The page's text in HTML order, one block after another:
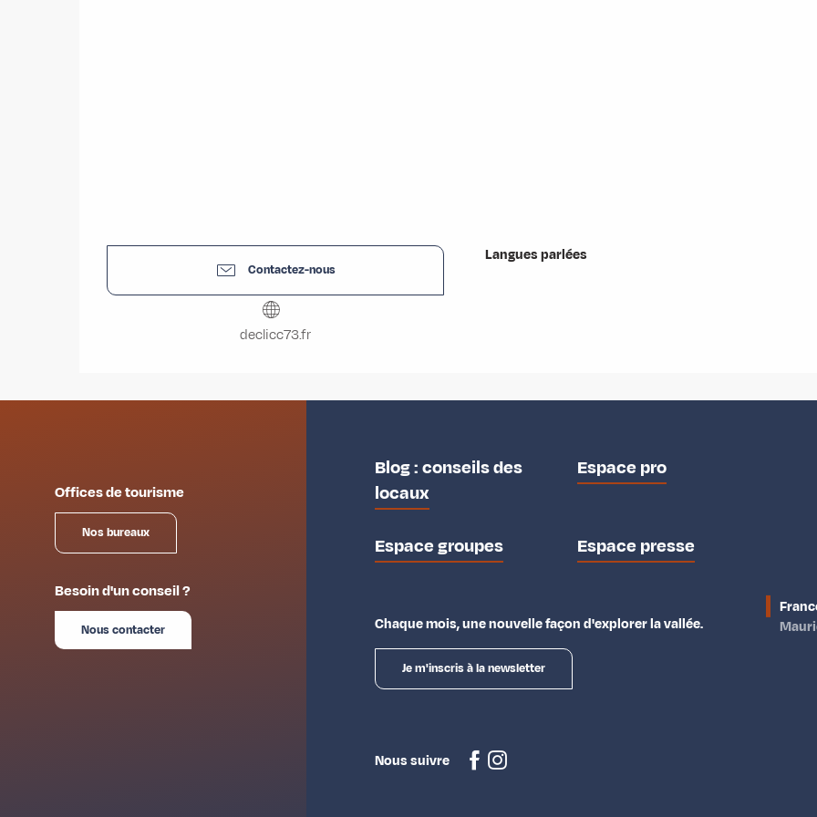
Contactez-nous
declicc73.fr
Langues parlées
Langues parlées
Offices de tourisme
Nos bureaux
Besoin d'un conseil ?
Nous contacter
Blog : conseils des
locaux
Espace pro
Espace groupes Espace presse
Chaque mois, une nouvelle façon d'explorer la vallée.
Je m'inscris à la newsletter
Nous suivre